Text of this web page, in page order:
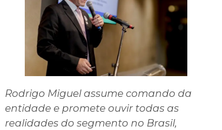
Rodrigo Miguel assume comando da
entidade e promete ouvir todas as
realidades do segmento no Brasil,